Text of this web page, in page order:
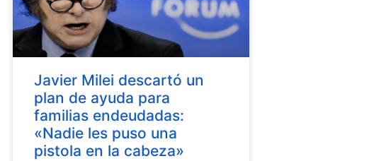
Javier Milei descartó un
plan de ayuda para
familias endeudadas:
«Nadie les puso una
pistola en la cabeza»